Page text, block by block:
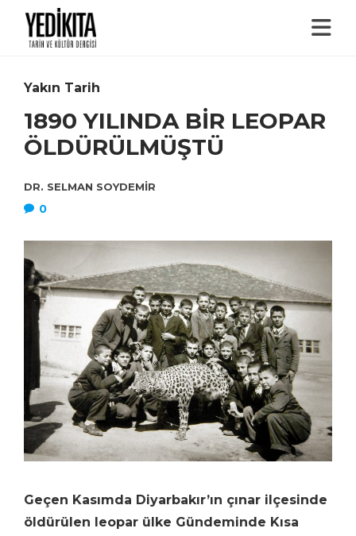
Yakın Tarih
1890 YILINDA BİR LEOPAR
ÖLDÜRÜLMÜŞTÜ
DR. SELMAN SOYDEMIR
0
Geçen Kasımda Diyarbakır’ın çınar ilçesinde
öldürülen leopar ülke Gündeminde Kısa